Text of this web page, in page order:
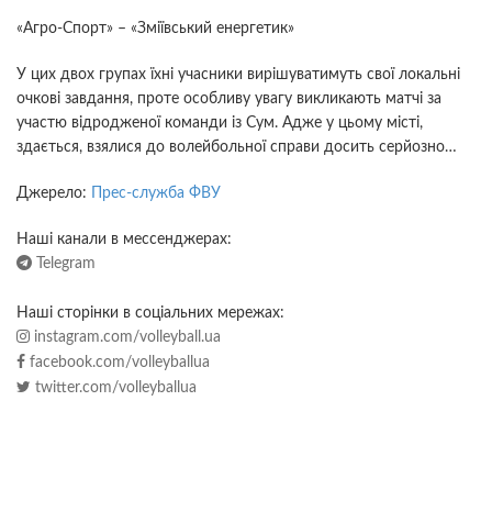
«Агро-Спорт» – «Зміївський енергетик»
У цих двох групах їхні учасники вирішуватимуть свої локальні
очкові завдання, проте особливу увагу викликають матчі за
участю відродженої команди із Сум. Адже у цьому місті,
здається, взялися до волейбольної справи досить серйозно…
Джерело: Прес-служба ФВУ
Наші канали в мессенджерах:
Telegram
Наші сторінки в соціальних мережах:
instagram.com/volleyball.ua
facebook.com/volleyballua
twitter.com/volleyballua